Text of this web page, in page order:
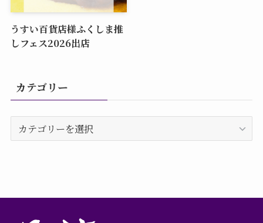
うすい百貨店様ふくしま推
しフェス2026出店
カテゴリー
テ